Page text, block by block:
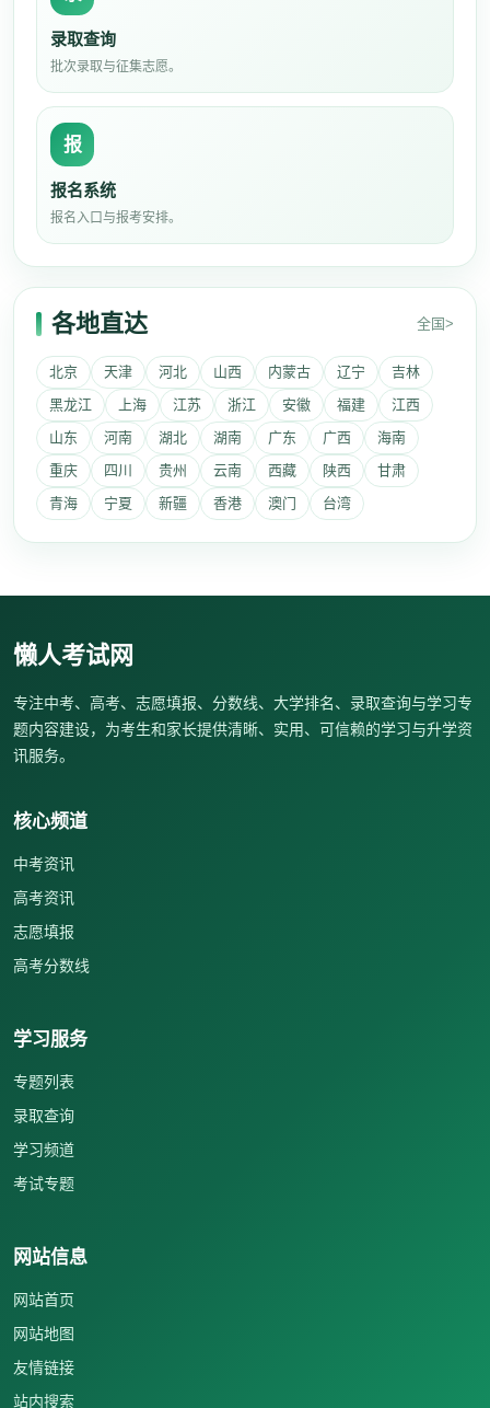
录取查询
批次录取与征集志愿。
报
报名系统
报名入口与报考安排。
各地直达 全国>
北京 天津 河北 山西 内蒙古 辽宁
吉林
黑龙江
上海 江苏 浙江 安徽 福建
江西
山东
河南 湖北 湖南 广东 广西
海南
重庆
四川 贵州 云南 西藏 陕西
甘肃
青海
宁夏 新疆 香港 澳门 台湾
懒人考试网
专注中考、高考、志愿填报、分数线、大学排名、录取查询与学习专
题内容建设，为考生和家长提供清晰、实用、可信赖的学习与升学资
讯服务。
核心频道
中考资讯
高考资讯
志愿填报
高考分数线
学习服务
专题列表
录取查询
学习频道
考试专题
网站信息
网站首页
网站地图
友情链接
站内搜索